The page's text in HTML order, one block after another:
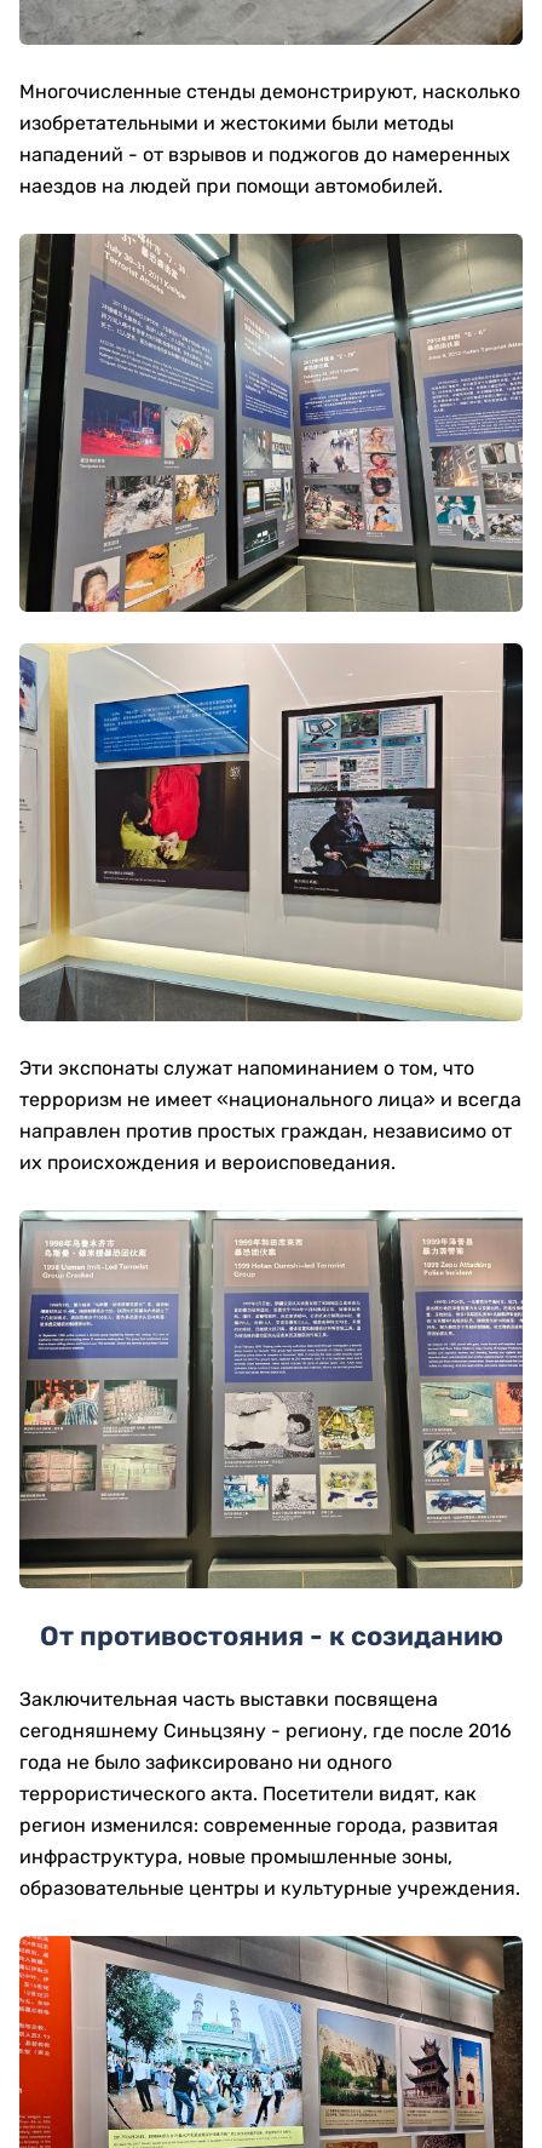
Многочисленные стенды демонстрируют, насколько
изобретательными и жестокими были методы
нападений - от взрывов и поджогов до намеренных
наездов на людей при помощи автомобилей.
Эти экспонаты служат напоминанием о том, что
терроризм не имеет «национального лица» и всегда
направлен против простых граждан, независимо от
их происхождения и вероисповедания.
От противостояния - к созиданию
Заключительная часть выставки посвящена
сегодняшнему Синьцзяну - региону, где после 2016
года не было зафиксировано ни одного
террористического акта. Посетители видят, как
регион изменился: современные города, развитая
инфраструктура, новые промышленные зоны,
образовательные центры и культурные учреждения.